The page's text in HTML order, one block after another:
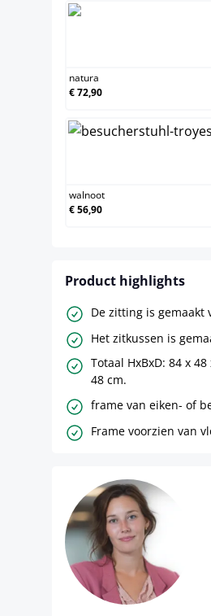
natura
€ 72,90
walnoot
€ 56,90
Product highlights
De zitting is gemaakt
Het zitkussen is
Totaal HxBxD: 84 x
48 cm.
frame van eiken- of
Frame voorzien van